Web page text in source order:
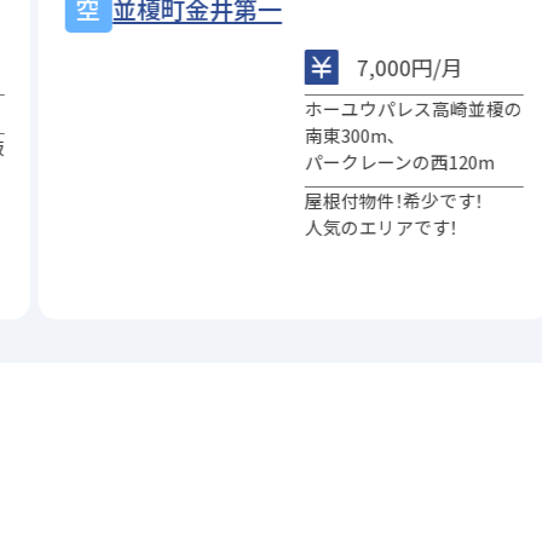
並榎町金井第一
7,000円/月
ホーユウパレス高崎並榎の
南東300m、
パークレーンの西120m
屋根付物件！希少です！
人気のエリアです！